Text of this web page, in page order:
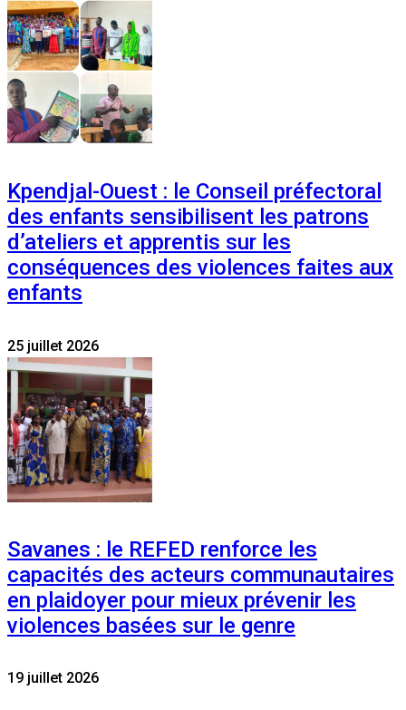
Kpendjal-Ouest : le Conseil préfectoral
des enfants sensibilisent les patrons
d’ateliers et apprentis sur les
conséquences des violences faites aux
enfants
25 juillet 2026
Savanes : le REFED renforce les
capacités des acteurs communautaires
en plaidoyer pour mieux prévenir les
violences basées sur le genre
19 juillet 2026